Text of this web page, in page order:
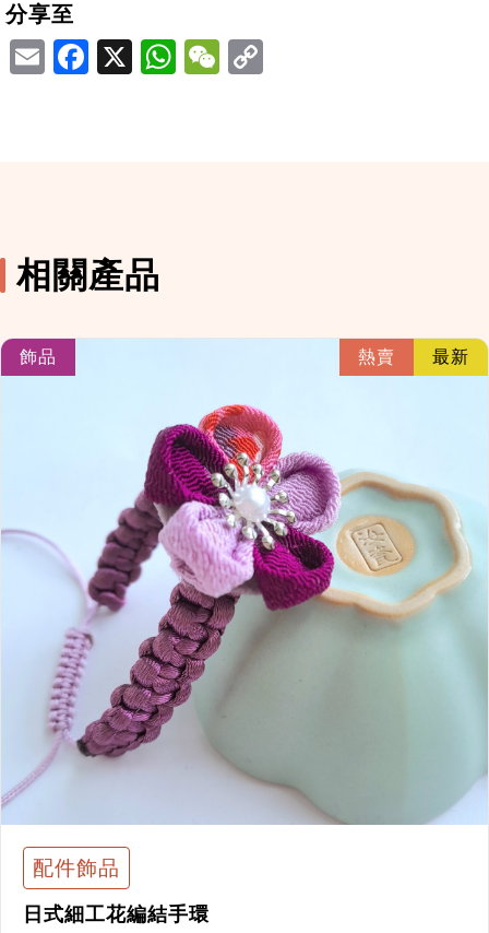
分享至
EmailFacebook
X WhatsApp
WeChat
相關產品
飾品 熱賣 最新
配件飾品
日式細工花編結手環
link